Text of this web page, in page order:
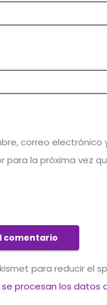
correo electrónico
para la próxima vez
para reducir el
procesan los datos